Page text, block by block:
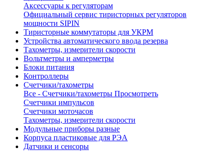
Аксессуары к регуляторам
Официальный сервис тиристорных регуляторов
мощности SIPIN
Тиристорные коммутаторы для УКРМ
Устройства автоматического ввода резерва
Тахометры, измерители скорости
Вольтметры и амперметры
Блоки питания
Контроллеры
Счетчики/тахометры
Все - Счетчики/тахометры Просмотреть
Счетчики импульсов
Счетчики моточасов
Тахометры, измерители скорости
Модульные приборы разные
Корпуса пластиковые для РЭА
Датчики и сенсоры